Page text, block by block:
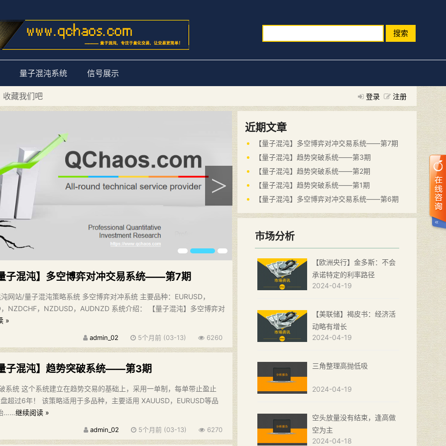
搜索
量子混沌系统 信号展示
登录 注册
混沌系统”
藏我们吧
子混沌】多空博弈对冲交易系统——第7期
网站/量子混沌策略系统 多空博弈对冲系统 主要品种：EURUSD，
NZDCHF，NZDUSD，AUDNZD 系统介绍： 【量子混沌】多空博弈对
»
admin_02 5个月前 (03-13) 6260
子混沌】趋势突破系统——第3期
系统 这个系统建立在趋势交易的基础上，采用一单制，每单带止盈止
超过6年！ 该策略适用于多品种，主要适用 XAUUSD，EURUSD等品
……继续阅读 »
admin_02 5个月前 (03-13) 6270
近期文章
【量子混沌】多空博弈对冲交易系统——第7期
【量子混沌】趋势突破系统——第3期
【量子混沌】趋势突破系统——第2期
【量子混沌】趋势突破系统——第1期
【量子混沌】多空博弈对冲交易系统——第6期
市场分析
【欧洲央行】金多斯：不会
承诺特定的利率路径
2024-04-19
【美联储】褐皮书：经济活
动略有增长
2024-04-19
三角整理高抛低吸
2024-04-19
空头放量没有结束，逢高做
空为主
2024-04-18